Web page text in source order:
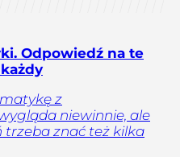
Odpowiedź na te
z
niewinnie, ale
trzeba znać też kilka